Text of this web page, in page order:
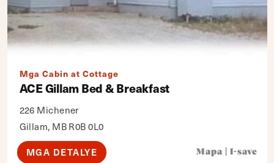
Mga Cabin at Cottage
ACE Gillam Bed & Breakfast
226 Michener
Gillam, MB R0B 0L0
MGA DETALYE Mapa I-save